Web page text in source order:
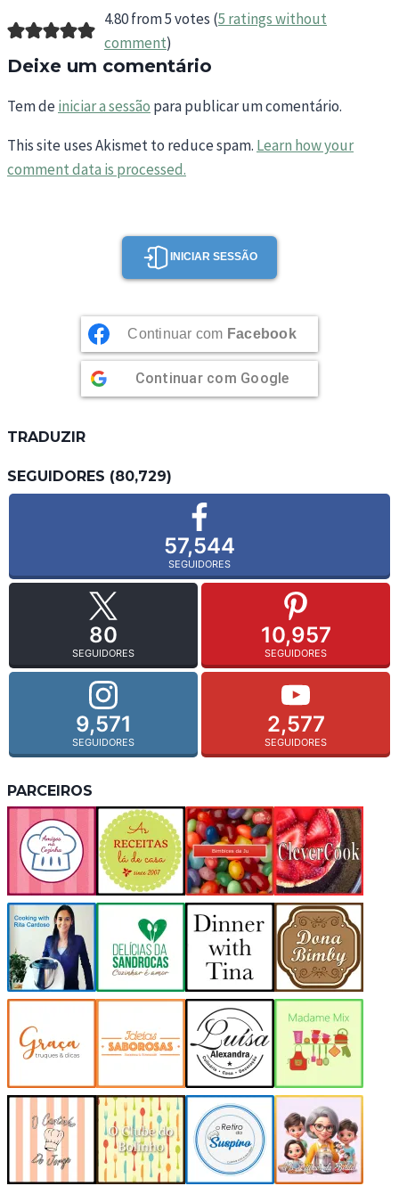
4.80 from 5 votes (5 ratings without
comment)
Deixe um comentário
Tem deiniciar a sessão para publicar um comentário.
This site uses Akismet to reduce spam. Learn how your
comment data is processed.
INICIAR SESSÃO
Continuar com Facebook
Continuar com Google
TRADUZIR
SEGUIDORES (80,729)
57,544
SEGUIDORES
80
SEGUIDORES
10,957
SEGUIDORES
9,571
SEGUIDORES
2,577
SEGUIDORES
PARCEIROS